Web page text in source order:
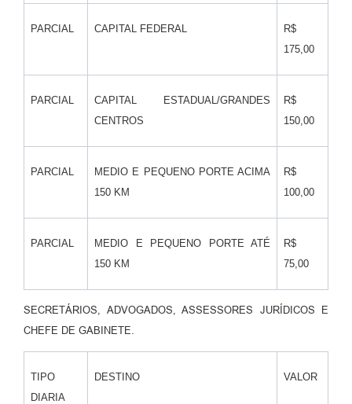
PARCIAL CAPITAL FEDERAL
R$
175,00
PARCIAL
CAPITAL ESTADUAL/GRANDES
CENTROS
R$
150,00
PARCIAL
MEDIO E PEQUENO PORTE ACIMA
150 KM
R$
100,00
PARCIAL
MEDIO E PEQUENO PORTE ATÉ
150 KM
R$
75,00
SECRETÁRIOS, ADVOGADOS, ASSESSORES JURÍDICOS E
CHEFE DE GABINETE.
TIPO
DIARIA
DESTINO VALOR